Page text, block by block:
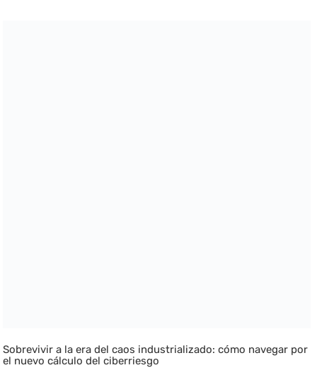
Sobrevivir a la era del caos industrializado: cómo navegar por
el nuevo cálculo del ciberriesgo